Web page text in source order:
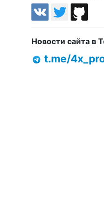
Новости сайта в
t.me/